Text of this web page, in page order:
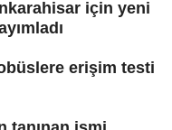
için yeni
erişim testi